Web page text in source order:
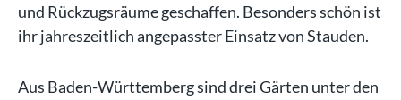
und Rückzugsräume geschaffen. Besonders schön ist
ihr jahreszeitlich angepasster Einsatz von Stauden.
Aus Baden-Württemberg sind drei Gärten unter den